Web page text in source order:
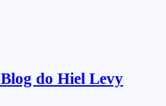
Blog do Hiel Levy